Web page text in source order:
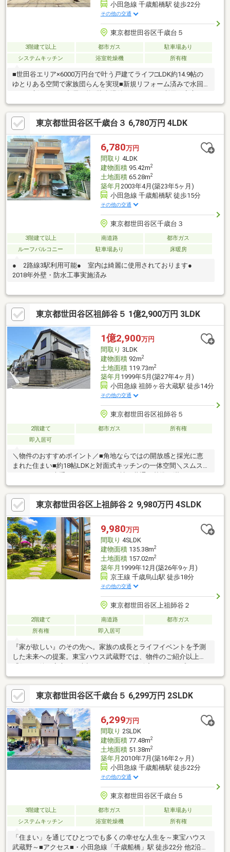
小田急線 千歳船橋駅 徒歩22分
その他の交通
東京都世田谷区千歳台５
3階建て以上 都市ガス
駐車場あり
システムキッチン
浴室乾燥機 所有権
■世田谷エリア×6000万円台で叶う戸建てライフ□LDK約14.9帖の
ゆとりある空間で家族団らんを実現■新規リフォーム済みで水回
住環境■2SLDK＋納戸で実質3部屋として使える柔軟な間取り価格
と条件のバランスに優れた“現実的な戸建て”として、賃貸からの
住み替え層にもおすすめの一邸。リフォーム済みのため初期費用
を抑えつつ、新生活をスムーズにスタートできます。世田谷で戸
建てを検討している方にとって、無理なく手が届く魅力的な選択
肢です。ご自宅、最寄り駅からのご送迎も承っております！お気
軽にご相談くださいませ！
東京都世田谷区千歳台３ 6,780万円 4LDK
6,780万円
間取り 4LDK
建物面積95.42m2
土地面積65.28m2
築年月 2003年4月(築23年5ヶ月)
小田急線 千歳船橋駅 徒歩15分
その他の交通
東京都世田谷区千歳台３
3階建て以上 南道路
都市ガス
ルーフバルコニー
駐車場あり 床暖房
● 2路線3駅利用可能● 室内は綺麗に使用されております●
2018年外壁・防水工事実施済み
東京都世田谷区祖師谷５ 1億2,900万円 3LDK
1億2,900万円
間取り 3LDK
建物面積92m2
土地面積119.73m2
築年月 1999年5月(築27年4ヶ月)
小田急線 祖師ヶ谷大蔵駅 徒歩14分
その他の交通
東京都世田谷区祖師谷５
2階建て 都市ガス
所有権
即入居可
＼物件のおすすめポイント／■角地ならではの開放感と採光に恵
まれた住まい■約18帖LDKと対面式キッチンの一体空間＼スムスト
を「スムストック」と認定①「新耐震基準」レベルの耐震性保持
②スムストック住宅販売士が明確な基準で適正評価③新築時～
現在に至るまでの住宅履歴（点検・補修）を管理・蓄積④５０年
以上のメンテナンスプログラムに対応。住宅購入後もそのまま引
き継ぐことが可能
東京都世田谷区上祖師谷２ 9,980万円 4SLDK
9,980万円
間取り 4SLDK
建物面積135.38m2
土地面積157.02m2
築年月 1999年12月(築26年9ヶ月)
京王線 千歳烏山駅 徒歩18分
その他の交通
東京都世田谷区上祖師谷２
2階建て 南道路
都市ガス
所有権
即入居可
『家が欲しい』のその先へ。家族の成長とライフイベントを予測
した未来への提案。東宝ハウス武蔵野では、物件のご紹介以上に
「住んだ後の安心」を大切にしています。緻密なライフプランニ
ングで、お子様の教育費や老後資金まで見据えた最適な予算をご
提案。最新の住宅ローン動向に基づき「がん100％保障」や「50
年ローン」など、最適な銀行選びを徹底サポート。未来の自分に
感謝される住まい探しをご一緒に。先ずはお客様の「夢」や「理
想」をお聞かせ下さい。ご条件など何も決まっていなくても大丈
夫です。「行って良かった！会って良かった！」と、思って頂け
ますようスタッフ一同、夢に！人に！住まいに本気です！！
東京都世田谷区千歳台５ 6,299万円 2SLDK
6,299万円
間取り 2SLDK
建物面積77.48m2
土地面積51.38m2
築年月 2010年7月(築16年2ヶ月)
小田急線 千歳船橋駅 徒歩22分
その他の交通
東京都世田谷区千歳台５
3階建て以上 都市ガス
駐車場あり
システムキッチン
浴室乾燥機 所有権
「住まい」を通じてひとつでも多くの幸せな人生を～東宝ハウス
武蔵野～■アクセス■・小田急線「千歳船橋」駅 徒歩22分 他2沿線